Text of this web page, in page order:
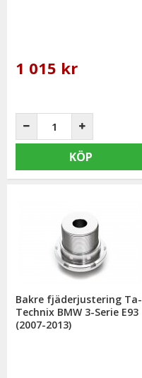
1 015 kr
KÖP
Bakre fjäderjustering Ta-
Technix BMW 3-Serie E93
(2007-2013)